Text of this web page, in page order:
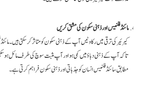
مائنڈ فلنیس اور ذہنی سکون کی مشق کریں
کیرئیر کی ترقی میں رکاوٹیں آپ کے ذہنی سکون کو متاثر کر سکتی ہیں۔
تاکہ آپ کے ذہنی دباؤ میں کمی ہو اور آپ مثبت سوچ کی طرف مائل ہو
مطابق، مائنڈ فلنیس انسان کو جذباتی اور ذہنی سکون فراہم کرتی ہے۔